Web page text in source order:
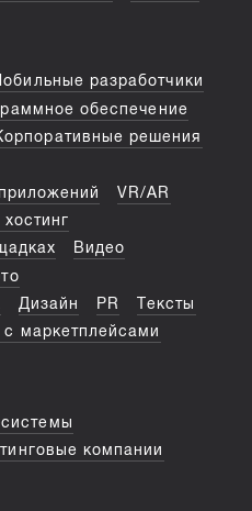
разработчики
обеспечение
решения
VR/AR
Видео
Дизайн PR
Тексты
с маркетплейсами
компании